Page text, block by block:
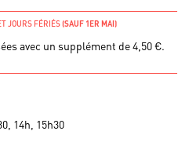
JOURS FÉRIÉS(SAUF 1ER MAI)
avec un supplément de 4,50 €.
14h, 15h30